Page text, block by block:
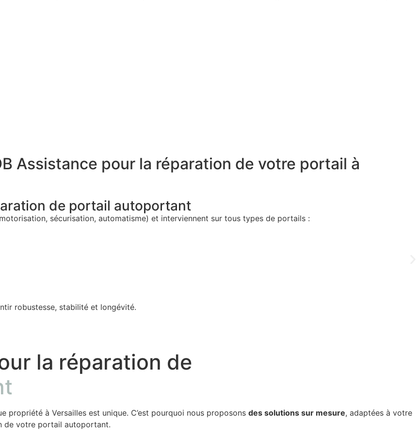
Assistance pour la réparation de votre portail à
de portail autoportant
sécurisation, automatisme) et interviennent sur tous types de portails :
robustesse, stabilité et longévité.
la réparation de
propriété à Versailles est unique. C’est pourquoi nous proposons des solutions sur mesure, adaptées à votre
de votre portail autoportant.